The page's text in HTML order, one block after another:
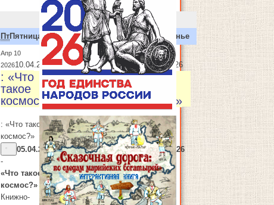
ПтПятница СбСуббота ВсВоскресенье
Апр 10
202610.04.2026
: «Что
такое
космос?»
: «Что такое
космос?»
05.04.2026
-
«Что такое
космос?»
Книжно-
Апр 12
202612.04.2026
: «Что
такое
космос?»
: «Что такое
космос?»
12.04.2026
-
«Что такое
космос?»
Книжно-